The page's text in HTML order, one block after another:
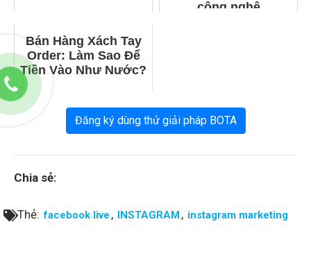
công nghệ
Bán Hàng Xách Tay
Order: Làm Sao Để
Tiền Vào Như Nước?
Đăng ký dùng thử giải pháp BOTA
Chia sẻ:
Thẻ: facebook live , INSTAGRAM, instagram marketing